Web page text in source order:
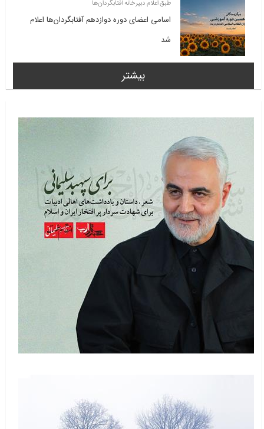
طبق اعلام دبیرخانه آفتابگردان‌ها
اسامی اعضای دوره دوازدهم آفتابگردان‌ها اعلام
شد
بیشتر